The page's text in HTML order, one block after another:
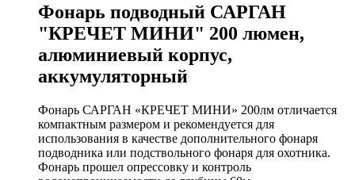
Фонарь подводный САРГАН
"КРЕЧЕТ МИНИ" 200 люмен,
алюминиевый корпус,
аккумуляторный
Фонарь САРГАН «КРЕЧЕТ МИНИ» 200лм отличается
компактным размером и рекомендуется для
использования в качестве дополнительного фонаря
подводника или подствольного фонаря для охотника.
Фонарь прошел опрессовку и контроль